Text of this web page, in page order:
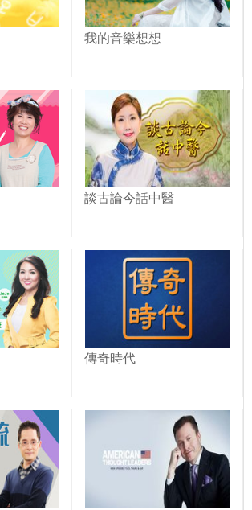
我的音樂想想
談古論今話中醫
傳奇時代